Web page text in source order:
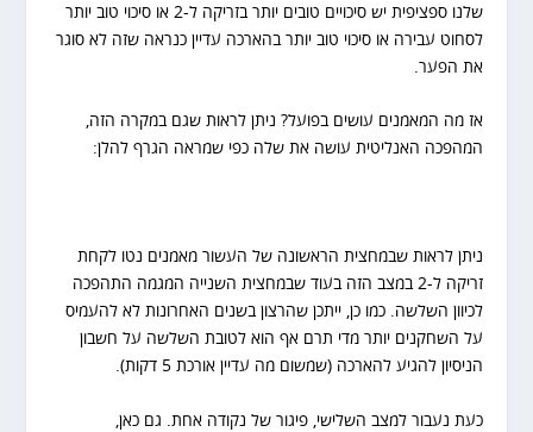
שלנו ספציפית יש סיכויים טובים יותר בזריקה ל-2 או סיכוי טוב יותר
לסחוט עבירה או סיכוי טוב יותר בהארכה עדיין כנראה שזה לא סוגר
את הפער.
אז מה המאמנים עושים בפועל? ניתן לראות שגם במקרה הזה,
המהפכה האנליטית עושה את שלה כפי שמראה הגרף להלן:
ניתן לראות שבמחצית הראשונה של העשור מאמנים נטו לקחת
זריקה ל-2 במצב הזה בעוד שבמחצית השנייה המגמה התהפכה
לכיוון השלשה. כמו כן, ייתכן שהרצון בשנים האחרונות לא להעמיס
על השחקנים יותר מדי תרם אף הוא לטובת השלשה על חשבון
הניסיון להגיע להארכה (שמשום מה עדיין אורכת 5 דקות).
כעת נעבור למצב השלישי, פיגור של נקודה אחת. גם כאן,